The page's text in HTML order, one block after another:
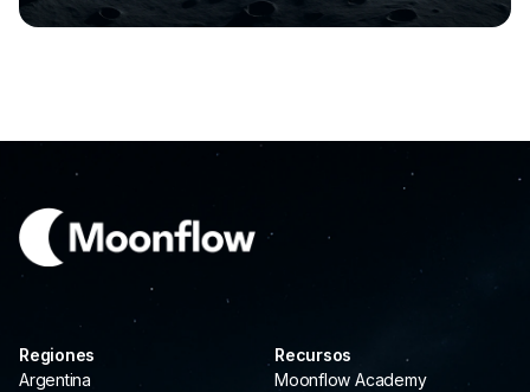
Regiones
Argentina
Recursos
Moonflow Academy